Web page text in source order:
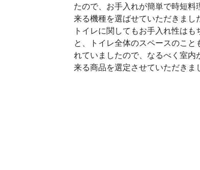
たので、お手入れが簡単で時短料
来る機種を選ばせていただきまし
トイレに関してもお手入れ性はも
と、トイレ全体のスペースのこと
れていましたので、なるべく室内
来る商品を選定させていただきま